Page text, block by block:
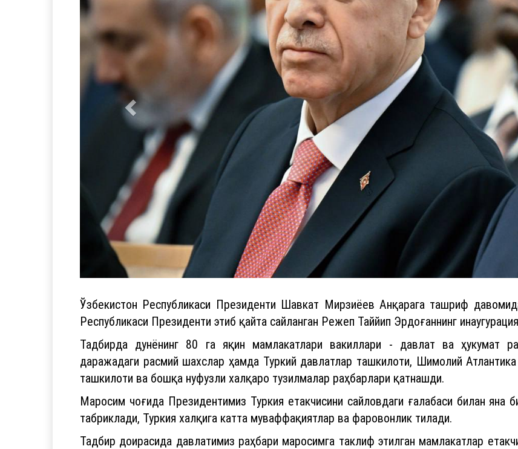
Ўзбекистон Республикаси Президенти Шавкат Мирзиёев Анқарага ташриф
Республикаси Президенти этиб қайта сайланган Режеп Таййип Эрдоғаннинг
Тадбирда дунёнинг 80 га яқин мамлакатлари вакиллари - давлат ва ҳукумат
даражадаги расмий шахслар ҳамда Туркий давлатлар ташкилоти, Шимолий
ташкилоти ва бошқа нуфузли халқаро тузилмалар раҳбарлари қатнашди.
Маросим чоғида Президентимиз Туркия етакчисини сайловдаги ғалабаси билан яна
табриклади, Туркия халқига катта муваффақиятлар ва фаровонлик тилади.
Тадбир доирасида давлатимиз раҳбари маросимга таклиф этилган мамлакатлар